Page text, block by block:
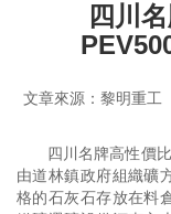
四川
文章來源：黎明
四川名牌高性價
由道林鎮政府組織礦
格的石灰石存放在料